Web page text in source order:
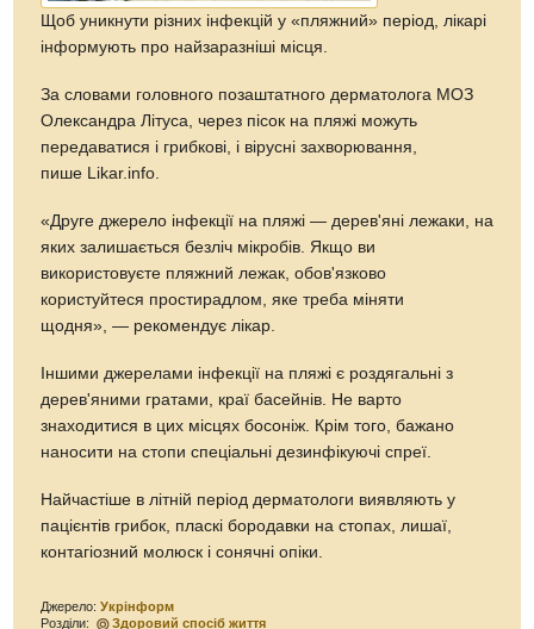
Щоб уникнути різних інфекцій у «пляжний» період, лікарі
інформують про найзаразніші місця.
За словами головного позаштатного дерматолога МОЗ
Олександра Літуса, через пісок на пляжі можуть
передаватися і грибкові, і вірусні захворювання,
пише Likar.info.
«Друге джерело інфекції на пляжі — дерев'яні лежаки, на
яких залишається безліч мікробів. Якщо ви
використовуєте пляжний лежак, обов'язково
користуйтеся простирадлом, яке треба міняти
щодня», — рекомендує лікар.
Іншими джерелами інфекції на пляжі є роздягальні з
дерев'яними гратами, краї басейнів. Не варто
знаходитися в цих місцях босоніж. Крім того, бажано
наносити на стопи спеціальні дезинфікуючі спреї.
Найчастіше в літній період дерматологи виявляють у
пацієнтів грибок, пласкі бородавки на стопах, лишаї,
контагіозний молюск і сонячні опіки.
Джерело:Укрінформ
Розділи:
Здоровий спосіб життя